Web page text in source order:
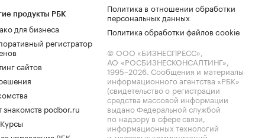
продукты РБК
для бизнеса
регистратор
сайтов
знакомств podbor.ru
Политика в отношении обработки
персональных данных
Политика обработки файлов cookie
© ООО «БИЗНЕСПРЕСС»,
АО «РОСБИЗНЕСКОНСАЛТИНГ»,
1995–2026. Сообщения и материалы
информационного агентства «РБК»
(свидетельство о регистрации
средства массовой информации
выдано Федеральной службой
по надзору в сфере связи,
информационных технологий